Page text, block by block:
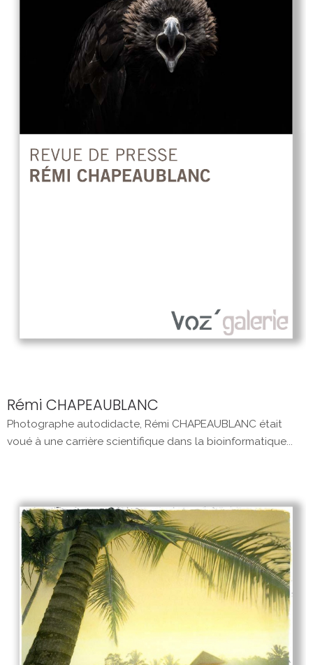
Rémi CHAPEAUBLANC
Photographe autodidacte, Rémi CHAPEAUBLANC était
voué à une carrière scientifique dans la bioinformatique...